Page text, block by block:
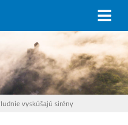
vyskúšajú sirény